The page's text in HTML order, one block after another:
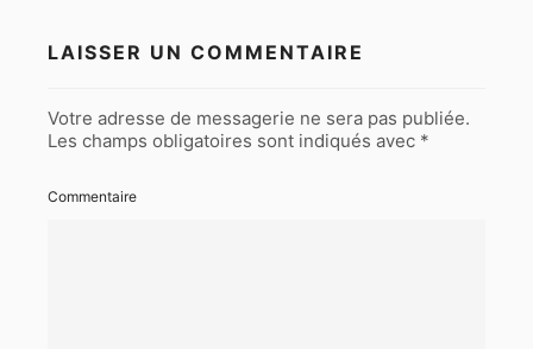
LAISSER UN COMMENTAIRE
Votre adresse de messagerie ne sera pas publiée.
Les champs obligatoires sont indiqués avec *
Commentaire